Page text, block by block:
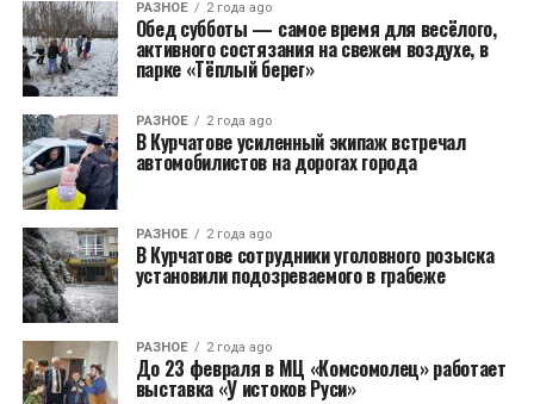
РАЗНОЕ 2 года ago
Обед субботы — самое время для весëлого,
активного состязания на свежем воздухе, в
парке «Тëплый берег»
РАЗНОЕ 2 года ago
В Курчатове усиленный экипаж встречал
автомобилистов на дорогах города
РАЗНОЕ 2 года ago
В Курчатове сотрудники уголовного розыска
установили подозреваемого в грабеже
РАЗНОЕ 2 года ago
До 23 февраля в МЦ «Комсомолец» работает
выставка «У истоков Руси»